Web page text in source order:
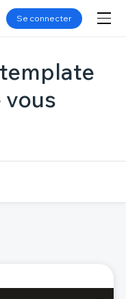
Se connecter
vous